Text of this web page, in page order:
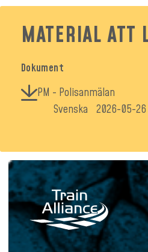
MATERIAL ATT
Dokument
PM - Polisanmälan
Svenska 2026-05-26